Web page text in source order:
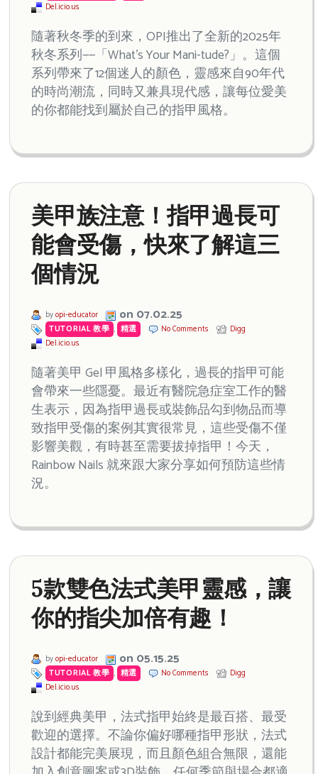
Del.icio.us
隨著秋冬季的到來，OPI推出了全新的2025年
秋冬系列——「What’s Your Mani-tude?」。這個
系列帶來了12個迷人的顏色，靈感來自90年代
的時尚潮流，同時又兼具現代感，讓每位愛美
的你都能找到屬於自己的指甲風格。
美甲族注意！指甲過長可
能會受傷，快來了解這三
個情況
byopi-educator on 07.02.25
TUTORIAL 教學 , 精選 No Comments
Digg
Del.icio.us
隨著美甲 Gel 甲風格多樣化，過長的指甲可能
會帶來一些隱憂。最近有醫院急症室工作的醫
生表示，因為指甲過長或裝飾品勾到物品而導
致指甲受傷的案例其實很常見，這些受傷不僅
影響美觀，有時甚至需要拔掉指甲！今天，
Rainbow Nails 就來跟大家分享如何預防這些情
況。
5款雙色法式美甲靈感，讓
你的指尖加倍有趣！
byopi-educator on 05.15.25
TUTORIAL 教學 , 精選 No Comments
Digg
Del.icio.us
說到經典美甲，法式指甲始終是最百搭、最受
歡迎的選擇。不論你偏好哪種指甲形狀，法式
設計都能完美展現，而且顏色組合無限，還能